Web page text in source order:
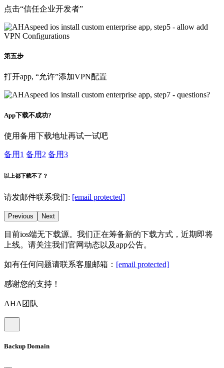
点击“信任企业开发者”
第五步
打开app, “允许”添加VPN配置
App下载不成功?
使用备用下载地址再试一试吧
备用1 备用2 备用3
以上都下载不了？
请发邮件联系我们: [email protected]
Previous Next
目前ios端无下载源。我们正在筹备新的下载方式，近期即将
上线。请关注我们官网动态以及app公告。
如有任何问题请联系客服邮箱： [email protected]
感谢您的支持！
AHA团队
Backup Domain